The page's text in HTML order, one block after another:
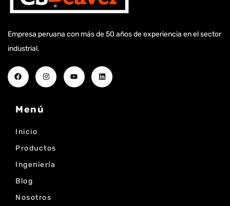
Empresa peruana con más de 50 años de experiencia en el sector
industrial.
Menú
Inicio
Productos
Ingeniería
Blog
Nosotros